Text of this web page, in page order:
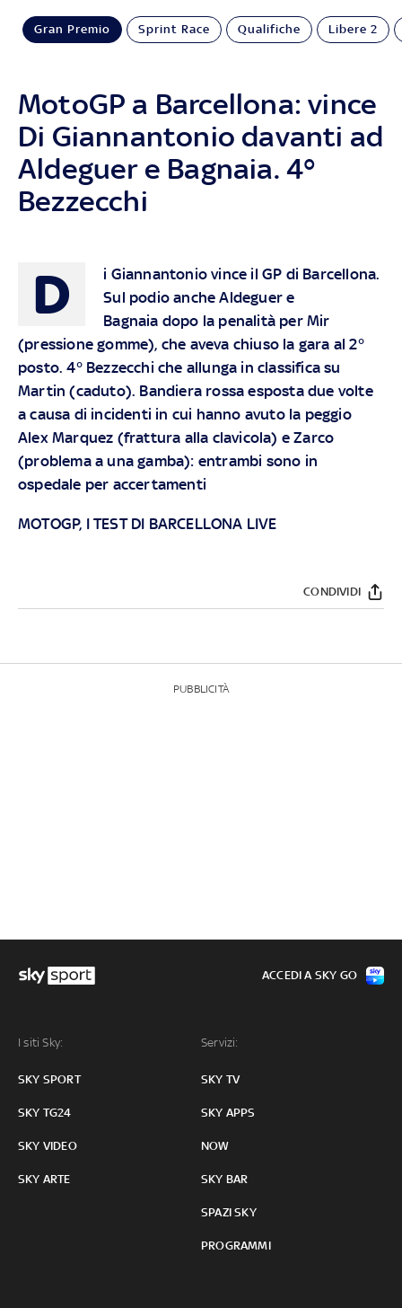
Gran Premio Sprint Race Qualifiche Libere 2
MotoGP a Barcellona: vince
Di Giannantonio davanti ad
Aldeguer e Bagnaia. 4°
Bezzecchi
D
i Giannantonio vince il GP di Barcellona.
Sul podio anche Aldeguer e
Bagnaia dopo la penalità per Mir
(pressione gomme), che aveva chiuso la gara al 2°
posto. 4° Bezzecchi che allunga in classifica su
Martin (caduto). Bandiera rossa esposta due volte
a causa di incidenti in cui hanno avuto la peggio
Alex Marquez (frattura alla clavicola) e Zarco
(problema a una gamba): entrambi sono in
ospedale per accertamenti
MOTOGP, I TEST DI BARCELLONA LIVE
CONDIVIDI
PUBBLICITÀ
I siti Sky:
SKY SPORT
SKY TG24
SKY VIDEO
SKY ARTE
Servizi:
SKY TV
SKY APPS
NOW
SKY BAR
SPAZI SKY
PROGRAMMI
ACCEDI A SKY GO